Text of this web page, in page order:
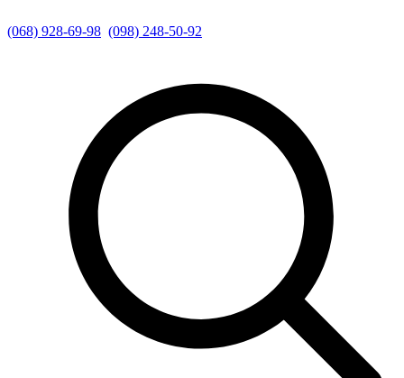
(068) 928-69-98 (098) 248-50-92